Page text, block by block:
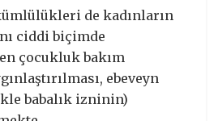
de kadınların
ciddi biçimde
çocukluk bakım
ebeveyn
babalık izninin)